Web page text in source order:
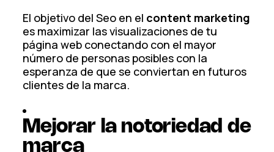
El objetivo del Seo en el content marketing
es maximizar las visualizaciones de tu
página web conectando con el mayor
número de personas posibles con la
esperanza de que se conviertan en futuros
clientes de la marca.
Mejorar la notoriedad de
marca